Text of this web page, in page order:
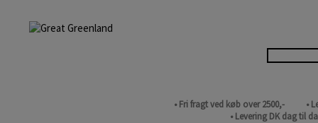
• Fri fragt ved køb over 2500,-
•
• Levering DK dag til